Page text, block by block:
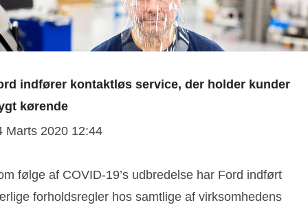
indfører kontaktløs service, der holder kunder
kørende
Marts 2020 12:44
følge af COVID-19’s udbredelse har Ford indført
forholdsregler hos samtlige af virksomhedens